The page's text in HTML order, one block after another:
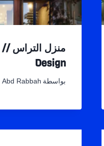
Design
بواسطة Abd Rabbah